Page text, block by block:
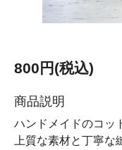
800円(税込)
商品説明
ハンドメイドのコッ
上質な素材と丁寧な